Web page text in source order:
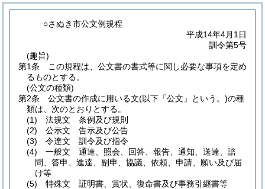
○さぬき市公文例規程
平成14年4月1日
訓令第5号
(趣旨)
第1条
この規程は、公文書の書式等に関し必要な事項を定め
るものとする。
(公文の種類)
第2条
公文書の作成に用いる文(以下「公文」という。)の種
類は、次のとおりとする。
(1)
法規文 条例及び規則
(2)
公示文 告示及び公告
(3)
令達文 訓令及び指令
(4)
一般文 通達、照会、回答、報告、通知、送達、諮
問、答申、進達、副申、協議、依頼、申請、願い及び届
け等
(5)
特殊文 証明書、賞状、復命書及び事務引継書等